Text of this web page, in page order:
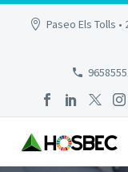
Paseo Els Tolls •